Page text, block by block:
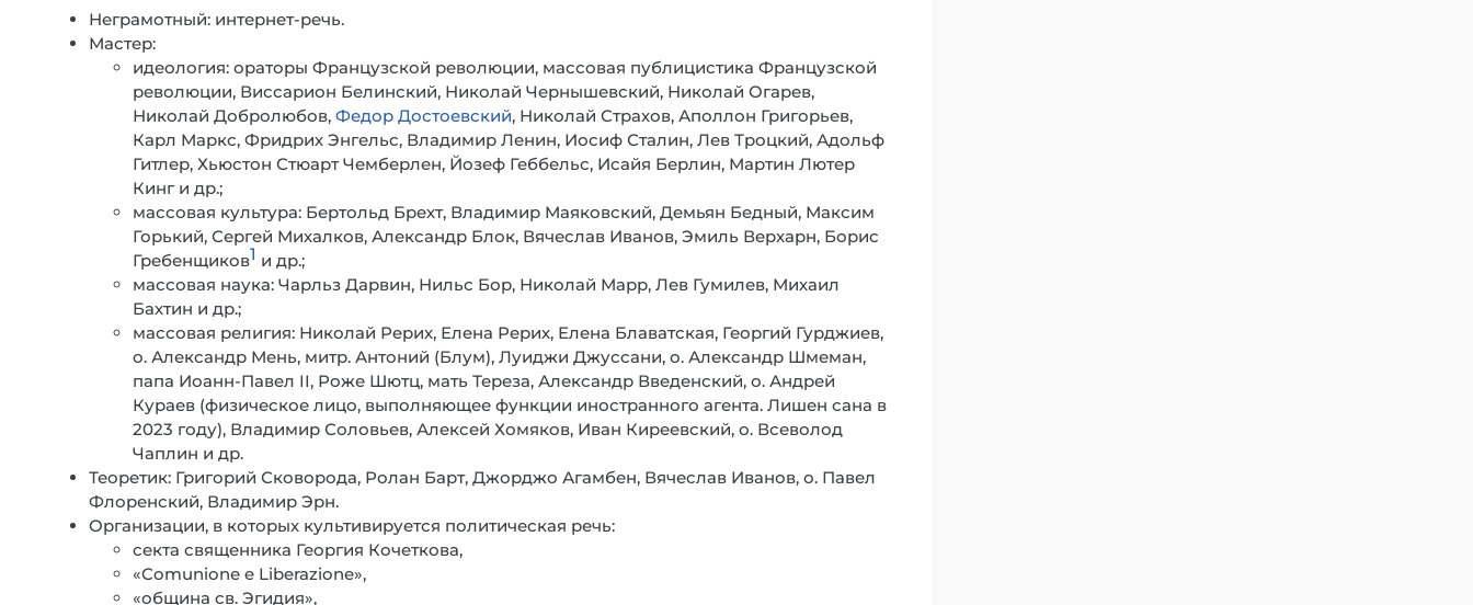
Неграмотный: интернет-речь.
Мастер:
идеология: ораторы Французской революции, массовая публицистика Французской
революции, Виссарион Белинский, Николай Чернышевский, Николай Огарев,
Николай Добролюбов, Федор Достоевский, Николай Страхов, Аполлон Григорьев,
Карл Маркс, Фридрих Энгельс, Владимир Ленин, Иосиф Сталин, Лев Троцкий, Адольф
Гитлер, Хьюстон Стюарт Чемберлен, Йозеф Геббельс, Исайя Берлин, Мартин Лютер
Кинг и др.;
массовая культура: Бертольд Брехт, Владимир Маяковский, Демьян Бедный, Максим
Горький, Сергей Михалков, Александр Блок, Вячеслав Иванов, Эмиль Верхарн, Борис
Гребенщиков1 и др.;
массовая наука: Чарльз Дарвин, Нильс Бор, Николай Марр, Лев Гумилев, Михаил
Бахтин и др.;
массовая религия: Николай Рерих, Елена Рерих, Елена Блаватская, Георгий Гурджиев,
о. Александр Мень, митр. Антоний (Блум), Луиджи Джуссани, о. Александр Шмеман,
папа Иоанн-Павел II, Роже Шютц, мать Тереза, Александр Введенский, о. Андрей
Кураев (физическое лицо, выполняющее функции иностранного агента. Лишен сана в
2023 году), Владимир Соловьев, Алексей Хомяков, Иван Киреевский, о. Всеволод
Чаплин и др.
Теоретик: Григорий Сковорода, Ролан Барт, Джорджо Агамбен, Вячеслав Иванов, о. Павел
Флоренский, Владимир Эрн.
Организации, в которых культивируется политическая речь:
секта священника Георгия Кочеткова,
«Comunione e Liberazione»,
«община св. Эгидия»,